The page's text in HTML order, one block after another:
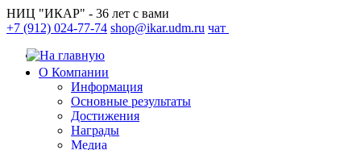
НИЦ "ИКАР" - 36 лет с вами
+7 (912) 024-77-74 shop@ikar.udm.ru чат
О Компании
Информация
Основные результаты
Достижения
Награды
Медиа